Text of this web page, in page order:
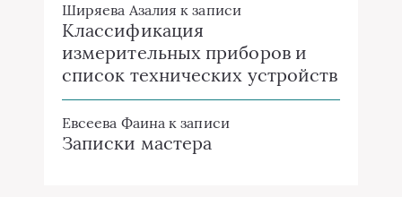
Ширяева Азалия к записи
Классификация
измерительных приборов и
список технических устройств
Евсеева Фаина к записи
Записки мастера